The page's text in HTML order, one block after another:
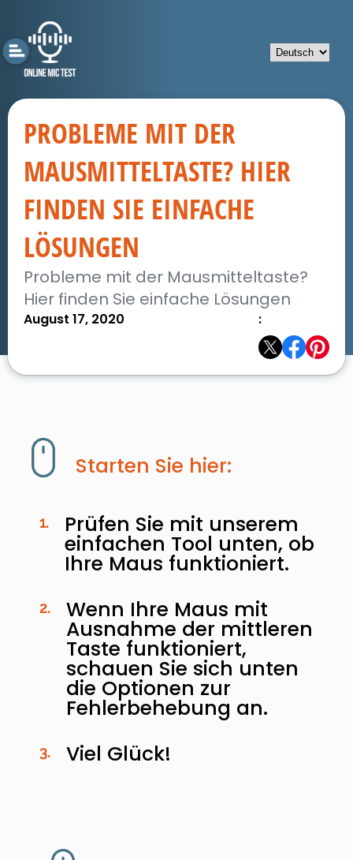
PROBLEME MIT DER
MAUSMITTELTASTE? HIER
FINDEN SIE EINFACHE
LÖSUNGEN
Probleme mit der Mausmitteltaste?
Hier finden Sie einfache Lösungen
August 17, 2020 :
Starten Sie hier:
1. Prüfen Sie mit unserem
einfachen Tool unten, ob
Ihre Maus funktioniert.
2. Wenn Ihre Maus mit
Ausnahme der mittleren
Taste funktioniert,
schauen Sie sich unten
die Optionen zur
Fehlerbehebung an.
3. Viel Glück!